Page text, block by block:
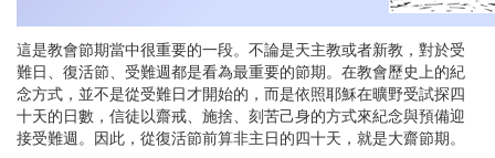
這是教會節期當中很重要的一段。不論是天主教或者新教，對於受
難日、復活節、受難週都是看為最重要的節期。在教會歷史上的紀
念方式，並不是從受難日才開始的，而是依照耶穌在曠野受試探四
十天的日數，信徒以齋戒、施捨、刻苦己身的方式來紀念與預備迎
接受難週。因此，從復活節前算非主日的四十天，就是大齋節期。